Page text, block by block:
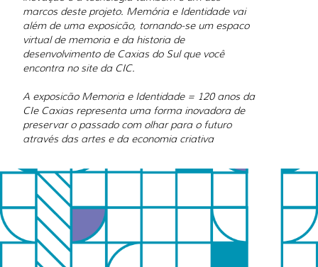
marcos deste projeto. Memória e Identidade vai
além de uma exposicão, tornando-se um espaco
virtual de memoria e da historia de
desenvolvimento de Caxias do Sul que você
encontra no site da CIC.
A exposicão Memoria e Identidade = 120 anos da
CIe Caxias representa uma forma inovadora de
preservar o passado com olhar para o futuro
através das artes e da economia criativa